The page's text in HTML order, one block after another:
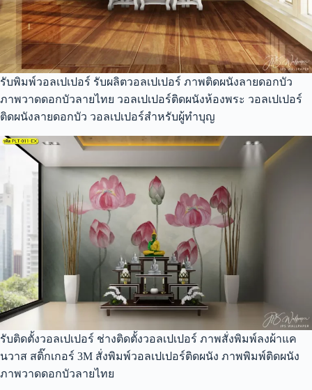
รับพิมพ์วอลเปเปอร์ รับผลิตวอลเปเปอร์ ภาพติดผนังลายดอกบัว
ภาพวาดดอกบัวลายไทย วอลเปเปอร์ติดผนังห้องพระ วอลเปเปอร์
ติดผนังลายดอกบัว วอลเปเปอร์สำหรับผู้ทำบุญ
รับติดตั้งวอลเปเปอร์ ช่างติดตั้งวอลเปเปอร์ ภาพสั่งพิมพ์ลงผ้าแค
นวาส สติ๊กเกอร์ 3M สั่งพิมพ์วอลเปเปอร์ติดผนัง ภาพพิมพ์ติดผนัง
ภาพวาดดอกบัวลายไทย